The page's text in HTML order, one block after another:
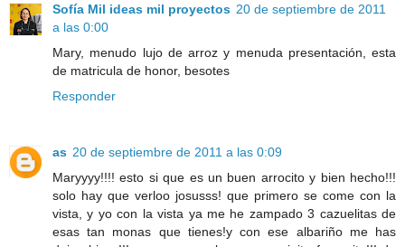
Sofía Mil ideas mil proyectos 20 de septiembre de 2011
a las 0:00
Mary, menudo lujo de arroz y menuda presentación, esta
de matricula de honor, besotes
Responder
as 20 de septiembre de 2011 a las 0:09
Maryyyy!!!! esto si que es un buen arrocito y bien hecho!!!
solo hay que verloo josusss! que primero se come con la
vista, y yo con la vista ya me he zampado 3 cazuelitas de
esas tan monas que tienes!y con ese albariño me has